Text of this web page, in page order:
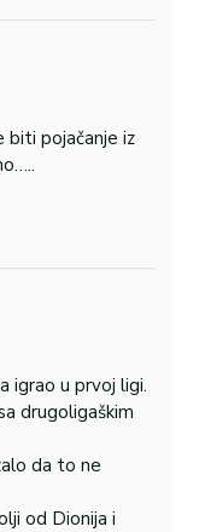
biti pojačanje iz
igrao u prvoj ligi.
drugoligaškim
da to ne
od Dionija i